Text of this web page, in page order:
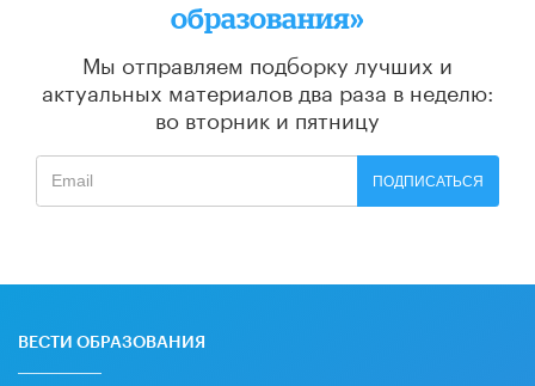
образования»
Мы отправляем подборку лучших и
актуальных материалов два раза в неделю:
во вторник и пятницу
ПОДПИСАТЬСЯ
ВЕСТИ ОБРАЗОВАНИЯ